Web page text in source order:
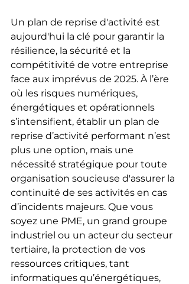
Un plan de reprise d'activité est
aujourd'hui la clé pour garantir la
résilience, la sécurité et la
compétitivité de votre entreprise
face aux imprévus de 2025. À l’ère
où les risques numériques,
énergétiques et opérationnels
s’intensifient, établir un plan de
reprise d’activité performant n’est
plus une option, mais une
nécessité stratégique pour toute
organisation soucieuse d'assurer la
continuité de ses activités en cas
d’incidents majeurs. Que vous
soyez une PME, un grand groupe
industriel ou un acteur du secteur
tertiaire, la protection de vos
ressources critiques, tant
informatiques qu’énergétiques,